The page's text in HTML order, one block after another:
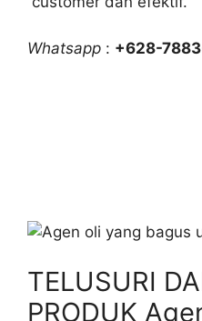
Whatsapp : +628-
TELUSURI
PRODUK